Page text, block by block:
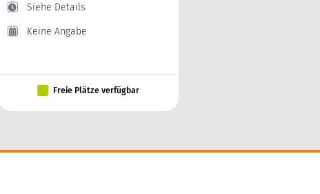
Siehe Details
Keine Angabe
Freie Plätze verfügbar